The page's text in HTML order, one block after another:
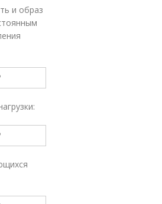
и образ